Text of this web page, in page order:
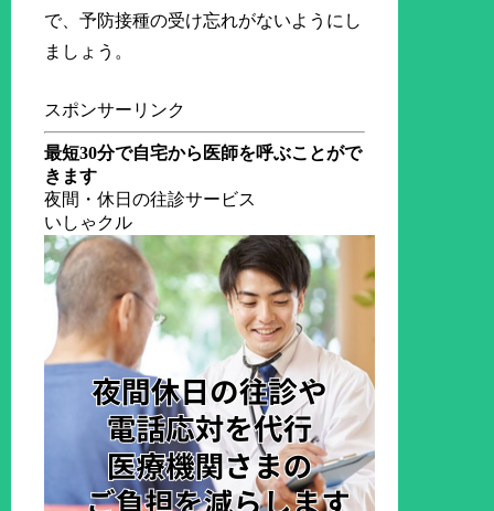
で、予防接種の受け忘れがないようにし
ましょう。
スポンサーリンク
最短30分で自宅から医師を呼ぶことがで
きます
夜間・休日の往診サービス
いしゃクル